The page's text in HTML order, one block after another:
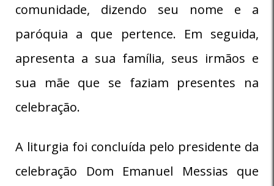
comunidade, dizendo seu nome e a
paróquia a que pertence. Em seguida,
apresenta a sua família, seus irmãos e
sua mãe que se faziam presentes na
celebração.
A liturgia foi concluída pelo presidente da
celebração Dom Emanuel Messias que